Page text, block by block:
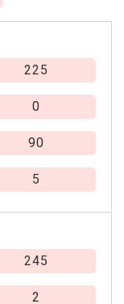
225
0
90
5
245
2